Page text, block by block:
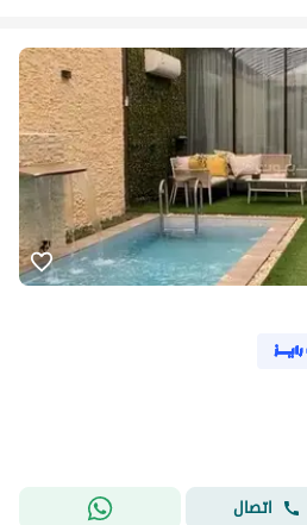
اتصال